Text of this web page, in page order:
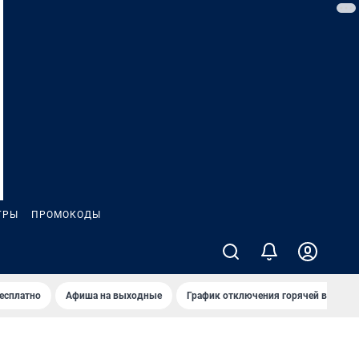
ПРОМОКОДЫ
Афиша на выходные График отключения горячей воды в